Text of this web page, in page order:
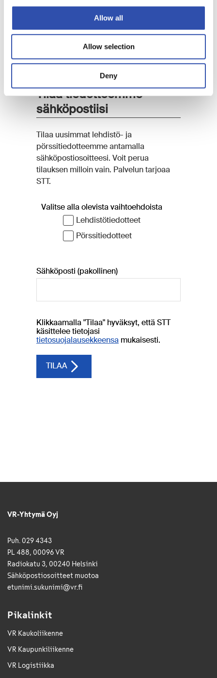
Allow all
Allow selection
Deny
turvallisuuteen. Merkin saadakseen tulee
täyttää kaikki vaaditut kriteerit sekä sitoutua
päivittämään ja seuraamaan omaa toimintaa
VR-Yhtymä Oyj
Puh. 029 4343
PL 488, 00096 VR
Radiokatu 3, 00240 Helsinki
Sähkö­posti­osoitteet muotoa
etunimi.sukunimi@vr.fi
Pikalinkit
VR Kaukoliikenne
VR Kaupunkiliikenne
VR Logistiikka